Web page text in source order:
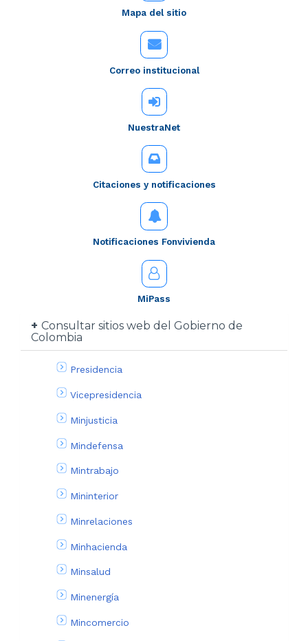
Mapa del sitio
Correo institucional
NuestraNet
Citaciones y notificaciones
Notificaciones Fonvivienda
MiPass
Consultar sitios web del Gobierno de
Colombia
Presidencia
Vicepresidencia
Minjusticia
Mindefensa
Mintrabajo
Mininterior
Minrelaciones
Minhacienda
Minsalud
Minenergía
Mincomercio